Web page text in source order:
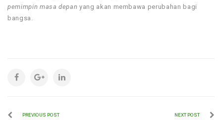
pemimpin masa depan yang akan membawa perubahan bagi
bangsa.
PREVIOUS POST NEXT POST